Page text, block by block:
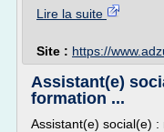
Lire la suite
Site : https://
Assistant(e)
formation ...
Assistant(e) social(e) :